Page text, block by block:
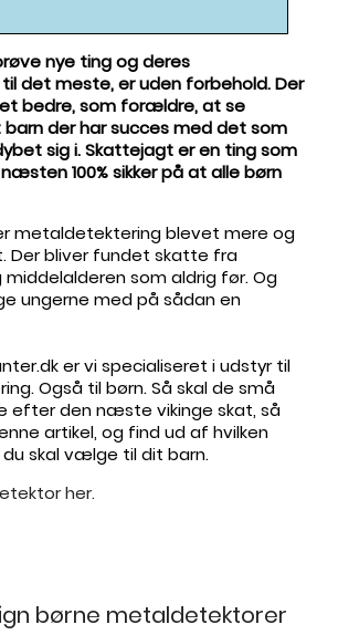
nye ting og deres
det meste, er uden forbehold. Der
bedre, som forældre, at se
der har succes med det som
sig i. Skattejagt er en ting som
100% sikker på at alle børn
metaldetektering blevet mere og
Der bliver fundet skatte fra
som aldrig før. Og
ungerne med på sådan en
er vi specialiseret i udstyr til
Også til børn. Så skal de små
efter den næste vikinge skat, så
artikel, og find ud af hvilken
skal vælge til dit barn.
her.
børne metaldetektorer